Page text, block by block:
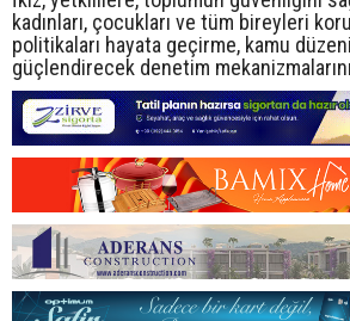
kadınları, çocukları ve tüm bireyleri
politikaları hayata geçirme, kamu
güçlendirecek denetim